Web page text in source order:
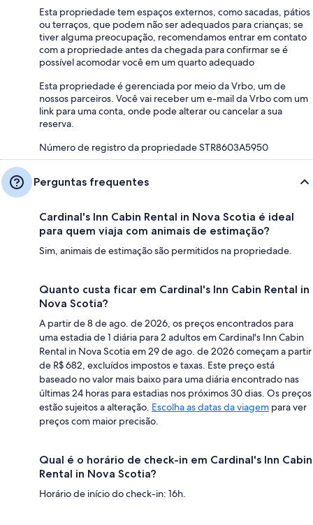
Esta propriedade tem espaços externos, como sacadas, pátios
ou terraços, que podem não ser adequados para crianças; se
tiver alguma preocupação, recomendamos entrar em contato
com a propriedade antes da chegada para confirmar se é
possível acomodar você em um quarto adequado
Esta propriedade é gerenciada por meio da Vrbo, um de
nossos parceiros. Você vai receber um e-mail da Vrbo com um
link para uma conta, onde pode alterar ou cancelar a sua
reserva.
Número de registro da propriedade STR8603A5950
Perguntas frequentes
Cardinal's Inn Cabin Rental in Nova Scotia é ideal
para quem viaja com animais de estimação?
Sim, animais de estimação são permitidos na propriedade.
Quanto custa ficar em Cardinal's Inn Cabin Rental in
Nova Scotia?
A partir de 8 de ago. de 2026, os preços encontrados para
uma estadia de 1 diária para 2 adultos em Cardinal's Inn Cabin
Rental in Nova Scotia em 29 de ago. de 2026 começam a partir
de R$ 682, excluídos impostos e taxas. Este preço está
baseado no valor mais baixo para uma diária encontrado nas
últimas 24 horas para estadias nos próximos 30 dias. Os preços
estão sujeitos a alteração. Escolha as datas da viagem para ver
preços com maior precisão.
Qual é o horário de check-in em Cardinal's Inn Cabin
Rental in Nova Scotia?
Horário de início do check-in: 16h.